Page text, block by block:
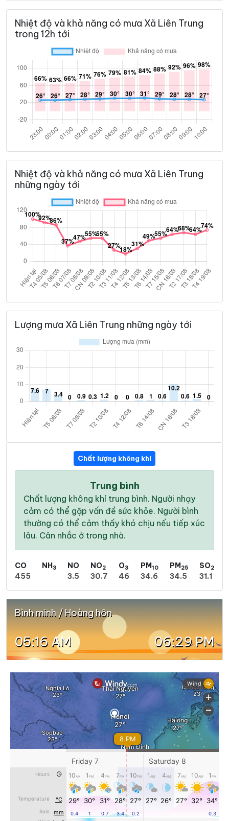
Nhiệt độ và khả năng có mưa Xã Liên Trung
trong 12h tới
Nhiệt độ và khả năng có mưa Xã Liên Trung
những ngày tới
Lượng mưa Xã Liên Trung những ngày tới
Chất lượng không khí
Trung bình
Chất lượng không khí trung bình. Người nhạy
cảm có thể gặp vấn đề sức khỏe. Người bình
thường có thể cảm thấy khó chịu nếu tiếp xúc
lâu. Cân nhắc ở trong nhà.
CO
455
NH3
NO
3.5
NO2
30.7
O3
46
PM10
34.6
PM25
34.5
SO2
31.1
Bình minh / Hoàng hôn
05:16 AM 06:29 PM